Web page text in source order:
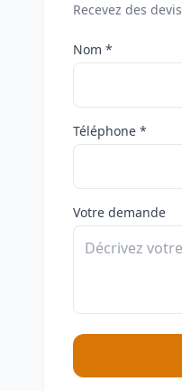
Recevez des
Nom *
Téléphone *
Votre demande